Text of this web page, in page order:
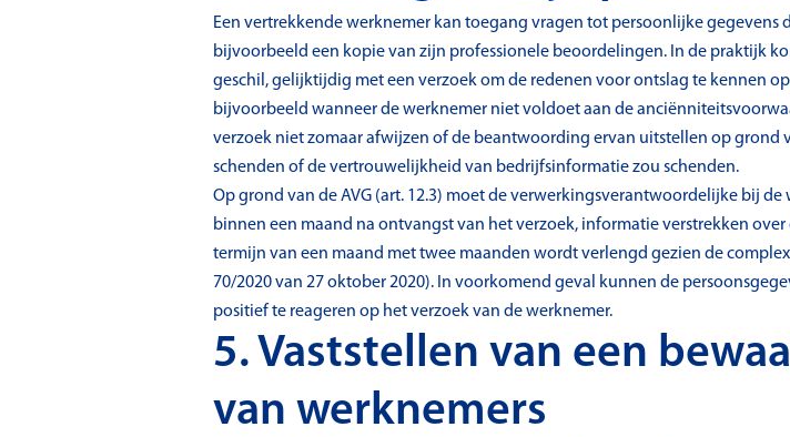
Een vertrekkende werknemer kan toegang vragen tot persoonlijke gegevens
bijvoorbeeld een kopie van zijn professionele beoordelingen. In de praktijk
geschil, gelijktijdig met een verzoek om de redenen voor ontslag te kennen
bijvoorbeeld wanneer de werknemer niet voldoet aan de
verzoek niet zomaar afwijzen of de beantwoording ervan uitstellen op grond
schenden of de vertrouwelijkheid van bedrijfsinformatie zou schenden.
Op grond van de AVG (art. 12.3) moet de verwerkingsverantwoordelijke bij
binnen een maand na ontvangst van het verzoek, informatie verstrekken
termijn van een maand met twee maanden wordt verlengd gezien de
70/2020 van 27 oktober 2020). In voorkomend geval kunnen de
positief te reageren op het verzoek van de werknemer.
5. Vaststellen van een
van werknemers